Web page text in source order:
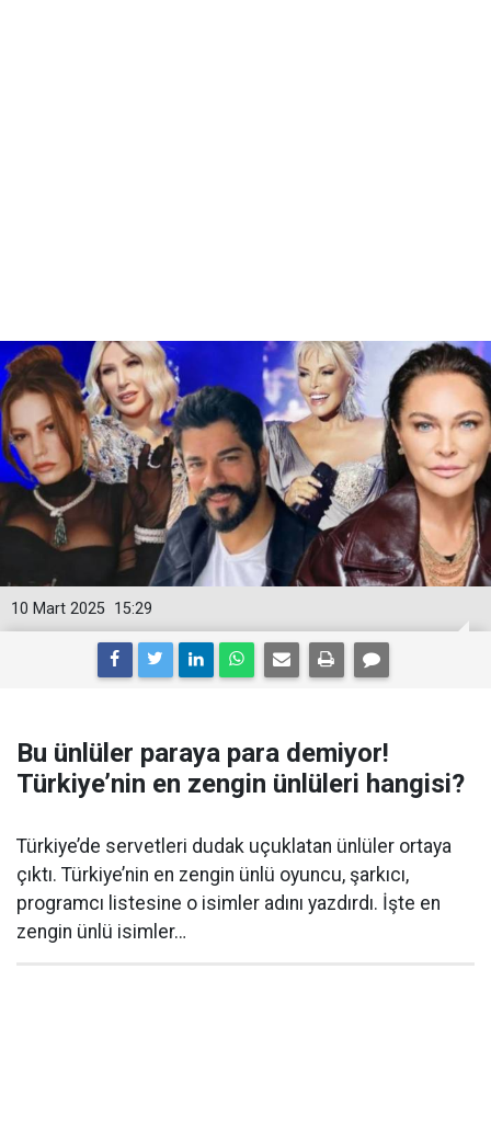
15:29
10 Mart 2025
Bu ünlüler paraya para demiyor!
Türkiye’nin en zengin ünlüleri hangisi?
Türkiye’de servetleri dudak uçuklatan ünlüler ortaya
çıktı. Türkiye’nin en zengin ünlü oyuncu, şarkıcı,
programcı listesine o isimler adını yazdırdı. İşte en
zengin ünlü isimler…